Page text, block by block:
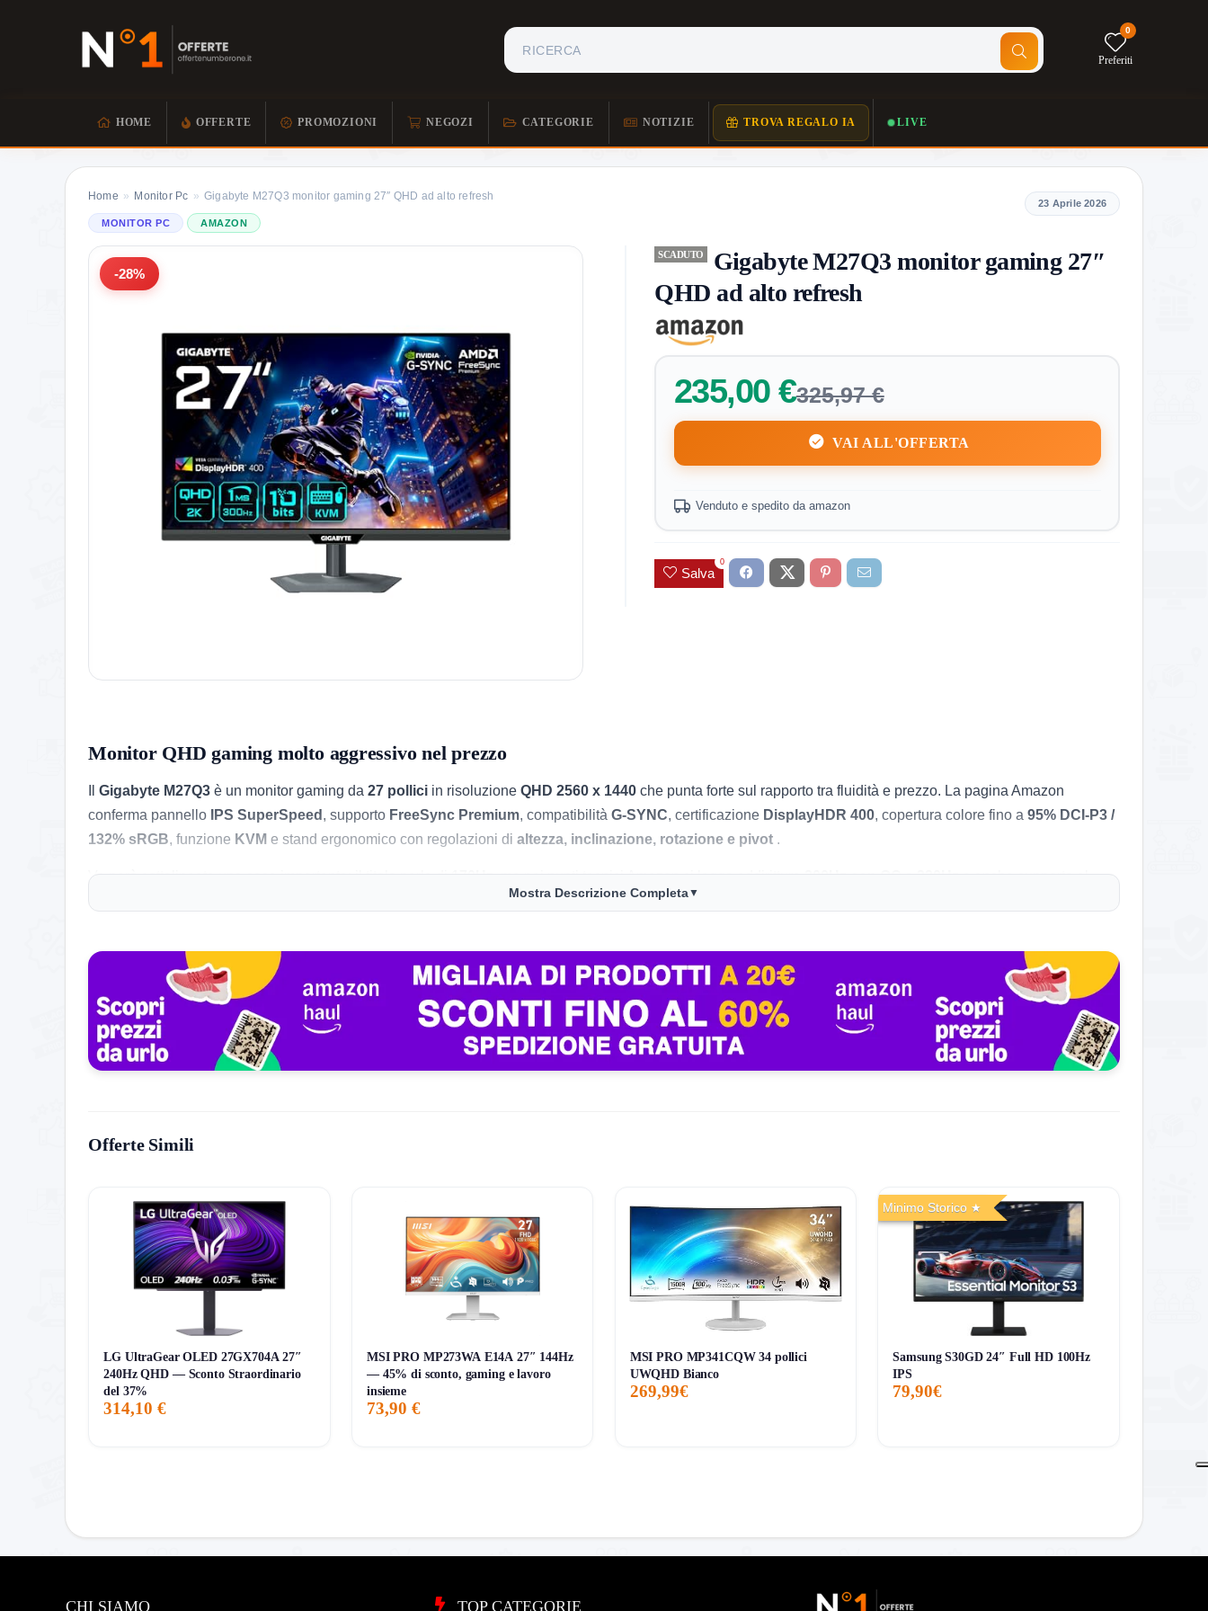
0
Preferiti
HOME OFFERTE PROMOZIONI NEGOZI CATEGORIE NOTIZIE TROVA REGALO IA LIVE
Home » Monitor Pc » Gigabyte M27Q3 monitor gaming 27″ QHD ad alto refresh
MONITOR PC AMAZON
-28%
SCADUTO
Gigabyte M27Q3 monitor gaming 27″
QHD ad alto refresh
235,00 €325,97 €
VAI ALL'OFFERTA
Venduto e spedito da amazon
Salva
0
23 Aprile 2026
Monitor QHD gaming molto aggressivo nel prezzo
Gigabyte M27Q3 è un monitor gaming da 27 pollici in risoluzione QHD 2560 x 1440 che punta forte sul rapporto tra fluidità e prezzo. La pagina Amazon
conferma pannello IPS SuperSpeed, supporto FreeSync Premium, compatibilità G-SYNC, certificazione DisplayHDR 400, copertura colore fino a 95% DCI-P3 /
132% sRGB, funzione KVM e stand ergonomico con regolazioni di altezza, inclinazione, rotazione e pivot .
Va però sottolineata una cosa importante: il titolo parla di170Hz, ma nei punti tecnici Amazon si legge addirittura300Hz con OC a 320Hze anche supporto al
HDMI 2.0. Quindi il prodotto sembra molto interessante, ma la scheda contiene incongruenze
Le cose pratiche che contano
Il prezzo attuale è di235,00€ offerta a tempo , con sconto del22%rispetto alprezzo mediano di 299,42€; Amazon indica anche comeprezzo più basso degli
ultimi 30 giorni 326,16€, quindi il calo mostrato in pagina è davvero forte. È venduto e spedito da Amazon , con opzioneusato – come nuovoa
, e il
prodotto conta circa
30 recensioni
Pro:Formato molto centrato per PC gaming, con
Pro:SupportaFreeSync Premium G-SYNC compatibileeHDR400.
Pro:Copertura colore ampia e funzione
, raro plus davvero utile .
Pro:Stand ergonomico completo con altezza, pivot, rotazione e inclinazione
è molto sotto al riferimento storico mostrato in pagina .
Contro:Solo30 recensioni, quindi storico utenti ancora limitato .
Contro:
In pagina esistono monitor QHD ad alto refresh anche più economici, quindi qui il brand da solo non basta a renderlo automatico .
Evitalo se:vuoi una scelta lineare e senza dubbi sulle specifiche, perché in questa pagina le incongruenze su frequenza e connettività sono troppo evidenti per
trattarlo come prodotto completamente “chiaro” .
Mostra Descrizione Completa▼
Offerte Simili
LG UltraGear OLED 27GX704A 27″
240Hz QHD — Sconto Straordinario
del 37%
314,10 €
MSI PRO MP273WA E14A 27″ 144Hz
— 45% di sconto, gaming e lavoro
insieme
73,90 €
MSI PRO MP341CQW 34 pollici
UWQHD Bianco
269,99€
Minimo Storico
Samsung S30GD 24″ Full HD 100Hz
IPS
79,90€
CHI SIAMO TOP CATEGORIE